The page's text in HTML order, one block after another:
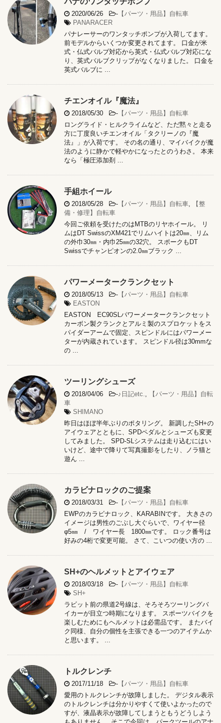
2020/06/26 - 【パーツ・用品】自転車
PANARACER
パナレーサーのワンタッチポンプが入荷してます。
前モデルからいくつか変更されてます。 口金が米
式・仏式バルブ対応から英式・仏式バルブ対応にな
り、英式バルブクリップがなくなりました。 口金を
英式バルブに ...
チエンオイル『魔法』
2018/05/30 - 【パーツ・用品】自転車
ロングライド・ヒルクライムなど、ただ黙々と走る
方に丁度良いチエンオイル「タクリーノの『魔
法』」が入荷です。 その名の通り、マイバイクが魔
法のように静かで軽やかになったとのうわさ。 本来
なら「極圧添加剤 ...
手組ホイール
2018/05/28 - 【パーツ・用品】自転車,
【整
備・修理】自転車
今回ご依頼を受けたのはMTBのリヤホイール。 リ
ムはDT SwissのXM421でリムハイトは20㎜、リム
の外巾30㎜・内巾25㎜の32穴。 スポークもDT
Swissでチャンピオンの2.0㎜ブラック ...
パワーメータークランクセット
2018/05/13 - 【パーツ・用品】自転車
EASTON
EASTON EC90SLパワーメータークランクセット
カーボン製クランクとアルミ製のスプロケットをス
パイダーアームで固定、スピンドルにはパワーメー
ターが内蔵されています。 スピンドル径は30mmな
の ...
ツーリングシューズ
2018/04/06 -♪日記etc.,
【パーツ・用品】自転
車
SHIMANO
昨日はほぼ半年ぶりのポタリング。 新調したSH+の
アイウェアとともに、SPDペダルとシューズも変更
してみました。 SPD-SLシステムは走り込むにはい
いけど、途中で降りて写真撮影をしたり、ノラ猫と
遊ん ...
カラビナロックのご提案
2018/03/31 - 【パーツ・用品】自転車
EWPのカラビナロック、KARABINです。 大きさの
イメージは男性のごぶし大ぐらいで、ワイヤー径
φ5㎜ / ワイヤー長 1800㎜です。 ロック番号は
好みの4桁で変更可能。 さて、こいつの使い方の ...
SH+のヘルメットとアイウェア
2018/03/18 - 【パーツ・用品】自転車
SH+
ラビット前の県道2号線は、そろそろツーリングバ
イカーが目立つ時期になります。 スポーツバイクを
楽しむためにもヘルメットは必需品です。 またバイ
ク同様、自分の個性を主張できる一つのアイテムか
と思います。 ...
トルクレンチ
2017/11/18 - 【パーツ・用品】自転車
愛用のトルクレンチが故障しました。 デジタル表示
のトルクレンチは分かりやすくて使いよかったので
すが、液晶表示が故障してしまうともうどうしよう